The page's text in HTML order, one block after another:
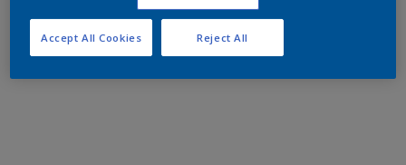
Reject All
Accept All Cookies